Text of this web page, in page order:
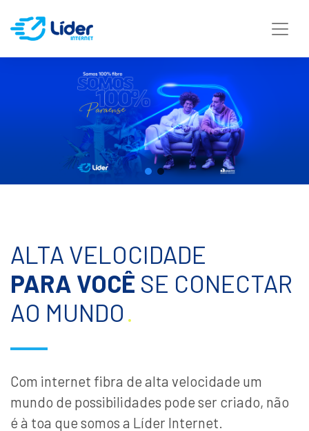
ALTA VELOCIDADE
PARA VOCÊ SE CONECTAR
AO MUNDO.
Com internet fibra de alta velocidade um
mundo de possibilidades pode ser criado, não
é à toa que somos a Líder Internet.